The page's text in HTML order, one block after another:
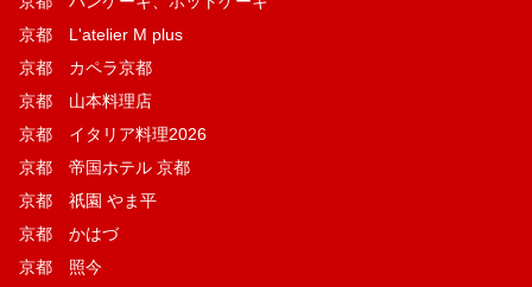
京都 L'atelier M plus
京都 カペラ京都
京都 山本料理店
京都 イタリア料理2026
京都 帝国ホテル 京都
京都 祇園 やま平
京都 かはづ
京都 照今